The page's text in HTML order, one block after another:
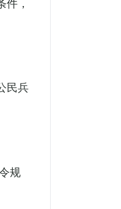
民兵
规